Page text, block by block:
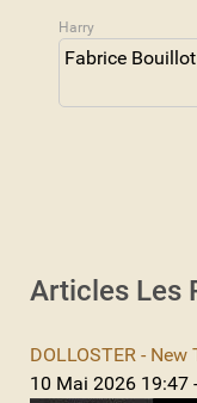
Harry
Fabrice
Articles Les
DOLLOSTER -
10 Mai 2026 19:47